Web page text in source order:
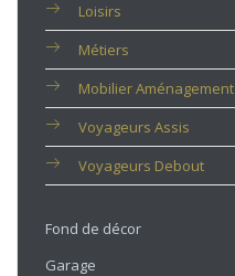
Loisirs
Métiers
Mobilier Aménagement
Voyageurs Assis
Voyageurs Debout
Fond de décor
Garage